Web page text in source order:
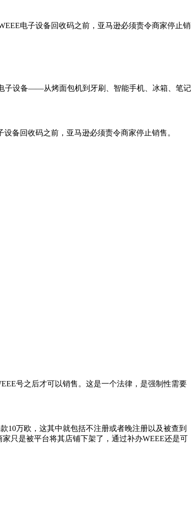
电子设备回收码之前，亚马逊必须责令商家停止销
子设备——从烤面包机到牙刷、智能手机、冰箱、笔记
备回收码之前，亚马逊必须责令商家停止销售。
号之后才可以销售。这是一个法律，是强制性需要
10万欧，这其中就包括不注册或者晚注册以及被查到
只是被平台将其店铺下架了，通过补办WEEE还是可